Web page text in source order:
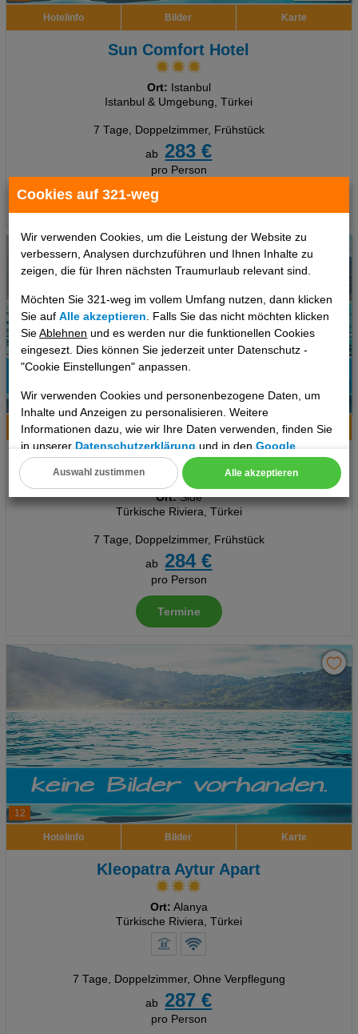
Cookies auf 321-weg
Wir verwenden Cookies, um die Leistung der Website zu
verbessern, Analysen durchzuführen und Ihnen Inhalte zu
zeigen, die für Ihren nächsten Traumurlaub relevant sind.
Möchten Sie 321-weg im vollem Umfang nutzen, dann klicken
Sie aufAlle akzeptieren . Falls Sie das nicht möchten klicken
SieAblehnen und es werden nur die funktionellen Cookies
eingesezt. Dies können Sie jederzeit unter Datenschutz -
"Cookie Einstellungen" anpassen.
Wir verwenden Cookies und personenbezogene Daten, um
Inhalte und Anzeigen zu personalisieren. Weitere
Informationen dazu, wie wir Ihre Daten verwenden, finden Sie
in unsererDatenschutzerklärung und in denGoogle
Datenschutz- und Nutzungsbedingungen
Cookie Einstellungen
Technische Cookies
Erweiterte Einstellungen
Alle akzeptieren
Auswahl zustimmen
Hotelinfo Bilder Karte
Sun Comfort Hotel
Ort: Istanbul
Istanbul & Umgebung, Türkei
7 Tage, Doppelzimmer, Frühstück
ab
283 €
pro Person
Termine
77%
Empfehlung
Hotelinfo Bilder Karte
Orient Apart Otel
Ort:Side
Türkische Riviera, Türkei
7 Tage, Doppelzimmer, Frühstück
ab
284 €
pro Person
Termine
12
Hotelinfo Bilder Karte
Kleopatra Aytur Apart
Ort: Alanya
Türkische Riviera, Türkei
7 Tage, Doppelzimmer, Ohne Verpflegung
ab
287 €
pro Person